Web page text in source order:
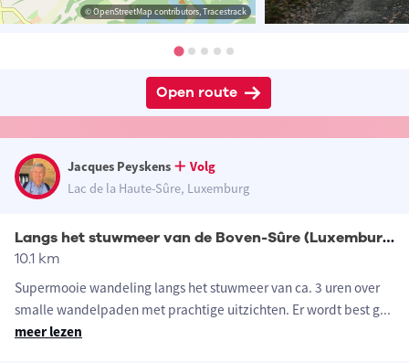
© OpenStreetMap contributors, Tracestrack
Open route
Jacques Peyskens
Volg
Lac de la Haute-Sûre, Luxemburg
Langs het stuwmeer van de Boven-Sûre (Luxemburg)
10.1 km
Supermooie wandeling langs het stuwmeer van ca. 3 uren over
smalle wandelpaden met prachtige uitzichten. Er wordt best g...
meer lezen